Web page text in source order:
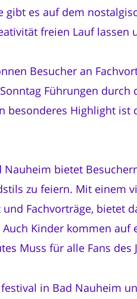
gibt es auf dem
freien Lauf lassen
Besucher an
Führungen
besonderes Highlight ist
Nauheim bietet
zu feiern. Mit einem
und Fachvorträge, bietet
Kinder kommen
Muss für alle Fans des
in Bad Nauheim